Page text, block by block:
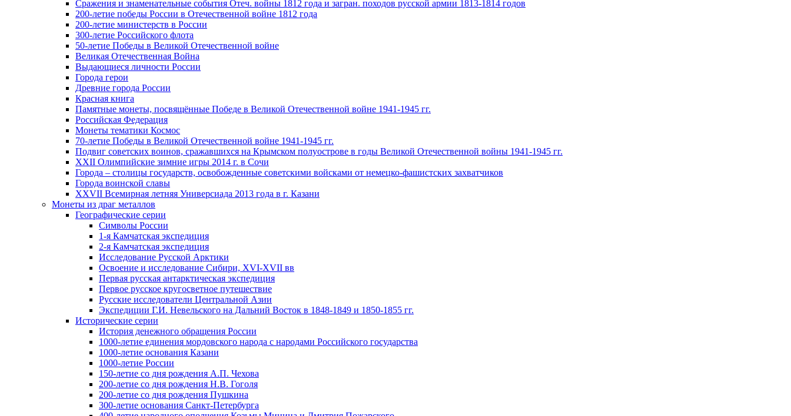
Сражения и знаменательные события Отеч. войны 1812 года и загран. походов русской армии 1813-1814 годов
200-летие победы России в Отечественной войне 1812 года
200-летие министерств в России
300-летие Российского флота
50-летие Победы в Великой Отечественной войне
Великая Отечественная Война
Выдающиеся личности России
Города герои
Древние города России
Красная книга
Памятные монеты, посвящённые Победе в Великой Отечественной войне 1941-1945 гг.
Российская Федерация
Монеты тематики Космос
70-летие Победы в Великой Отечественной войне 1941-1945 гг.
Подвиг советских воинов, сражавшихся на Крымском полуострове в годы Великой Отечественной войны 1941-1945 гг.
XXII Олимпийские зимние игры 2014 г. в Сочи
Города – столицы государств, освобожденные советскими войсками от немецко-фашистских захватчиков
Города воинской славы
XXVII Всемирная летняя Универсиада 2013 года в г. Казани
Монеты из драг металлов
Географические серии
Символы России
1-я Камчатская экспедиция
2-я Камчатская экспедиция
Исследование Русской Арктики
Освоение и исследование Сибири, XVI-XVII вв
Первая русская антарктическая экспедиция
Первое русское кругосветное путешествие
Русские исследователи Центральной Азии
Экспедиции Г.И. Невельского на Дальний Восток в 1848-1849 и 1850-1855 гг.
Исторические серии
История денежного обращения России
1000-летие единения мордовского народа с народами Российского государства
1000-летие основания Казани
1000-летие России
150-летие со дня рождения А.П. Чехова
200-летие со дня рождения Н.В. Гоголя
200-летие со дня рождения Пушкина
300-летие основания Санкт-Петербурга